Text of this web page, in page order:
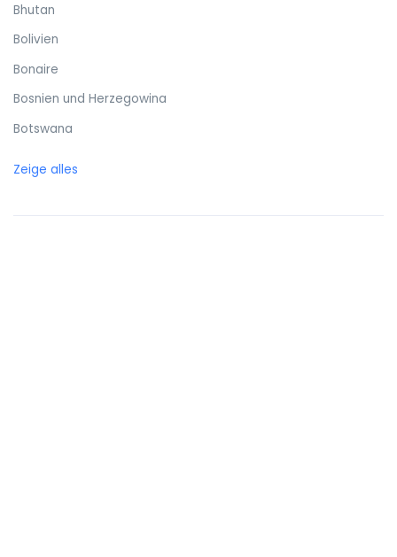
Bhutan
Bolivien
Bonaire
Bosnien und Herzegowina
Botswana
Brunei
Zeige alles